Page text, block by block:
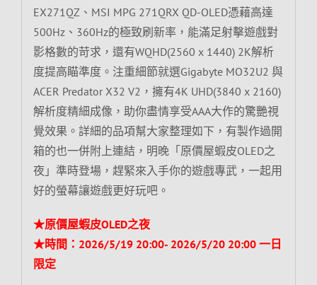
EX271QZ、MSI MPG 271QRX QD-OLED憑藉高達
500Hz、360Hz的極致刷新率，能滿足射擊遊戲對
影格數的苛求，還有WQHD(2560 x 1440) 2K解析
度提高瞄準度。注重細節就選Gigabyte MO32U2 與
ACER Predator X32 V2，擁有4K UHD(3840 x 2160)
解析度精細成像，助你盡情享受AAA大作的驚艷視
覺效果。詳細的品項幫大家整理如下，有製作過開
箱的也一併附上連結，明晚「原價屋蝦皮OLED之
夜」準時登場，趕緊來入手你的遊戲專武，一起用
好的螢幕讓遊戲更好玩吧。
★原價屋蝦皮OLED之夜
★時間：2026/5/19 20:00- 2026/5/20 20:00 一日
限定